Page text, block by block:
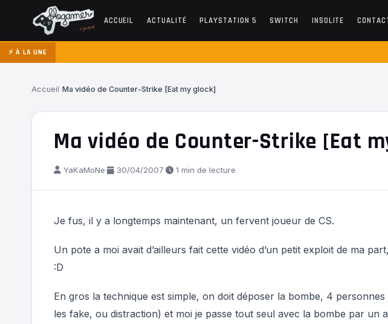
ACCUEIL ACTUALITÉ PLAYSTATION 5 SWITCH INSOLITE
⚡ À LA UNE
Accueil Ma vidéo de Counter-Strike [Eat my glock]
Ma vidéo de Counter-Strike [Eat
YaKaMoNe· 30/04/2007· 1 min de lecture
Je fus, il y a longtemps maintenant, un fervent joueur de CS.
Un pote a moi avait d’ailleurs fait cette vidéo d’un petit exploit de ma
:D
En gros la technique est simple, on doit déposer la bombe, 4
les fake, ou distraction) et moi je passe tout seul avec la bombe par un